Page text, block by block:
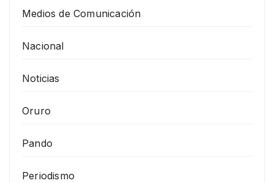
Medios de Comunicación
Nacional
Noticias
Oruro
Pando
Periodismo